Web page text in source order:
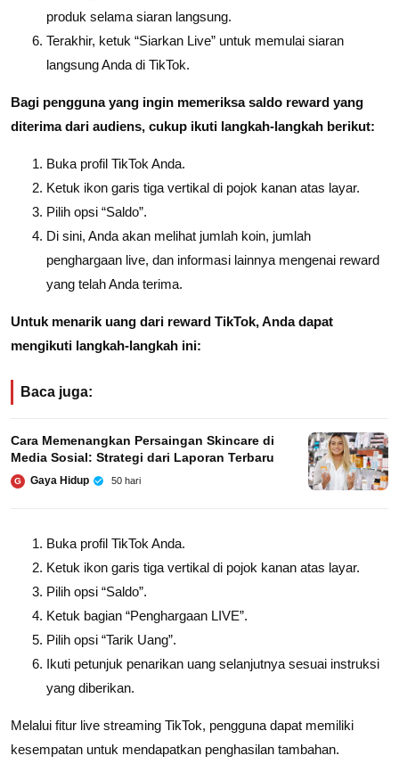
produk selama siaran langsung.
Terakhir, ketuk “Siarkan Live” untuk memulai siaran
langsung Anda di TikTok.
Bagi pengguna yang ingin memeriksa saldo reward yang
diterima dari audiens, cukup ikuti langkah-langkah berikut:
Buka profil TikTok Anda.
Ketuk ikon garis tiga vertikal di pojok kanan atas layar.
Pilih opsi “Saldo”.
Di sini, Anda akan melihat jumlah koin, jumlah
penghargaan live, dan informasi lainnya mengenai reward
yang telah Anda terima.
Untuk menarik uang dari reward TikTok, Anda dapat
mengikuti langkah-langkah ini:
Baca juga:
Cara Memenangkan Persaingan Skincare di
Media Sosial: Strategi dari Laporan Terbaru
G Gaya Hidup 50 hari
Buka profil TikTok Anda.
Ketuk ikon garis tiga vertikal di pojok kanan atas layar.
Pilih opsi “Saldo”.
Ketuk bagian “Penghargaan LIVE”.
Pilih opsi “Tarik Uang”.
Ikuti petunjuk penarikan uang selanjutnya sesuai instruksi
yang diberikan.
Melalui fitur live streaming TikTok, pengguna dapat memiliki
kesempatan untuk mendapatkan penghasilan tambahan.